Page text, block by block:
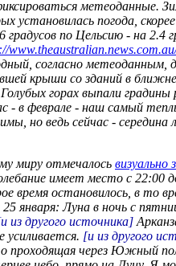
метеоданные.
установилась погода,
по Цельсию - на 2.4
согласно
крыши со зданий в
горах выпали
- в феврале - наш самый
но ведь сейчас -
миру отмечалось визуально
имеет место с 22:00
время остановилось, в
января: Луна в ночь с
из другого источника]
усиливается. [и из другого
проходящая через Южный